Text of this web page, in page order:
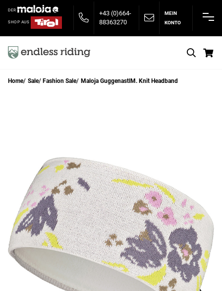
DER
SHOP AUS
+43 (0)664-
88363270
MEIN
KONTO
Home Sale Fashion Sale Maloja GuggenastlM. Knit Headband